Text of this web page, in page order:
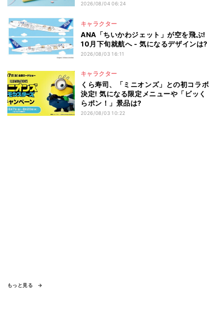
2026/08/04 06:24
キャラクター
ANA「ちいかわジェット」が空を飛ぶ!
10月下旬就航へ - 気になるデザインは?
2026/08/03 16:11
キャラクター
くら寿司、「ミニオンズ」との初コラボ
決定! 気になる限定メニューや「ビッく
らポン！」景品は?
2026/08/03 10:22
もっと見る